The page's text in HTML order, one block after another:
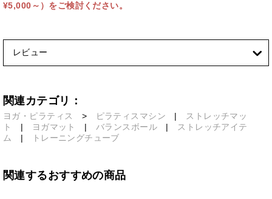
¥5,000～）をご検討ください。
レビュー
関連カテゴリ：
ヨガ・ピラティス > ピラティスマシン |
ストレッチマッ
ト
| ヨガマット | バランスボール |
ストレッチアイテ
ム
| トレーニングチューブ
関連するおすすめの商品